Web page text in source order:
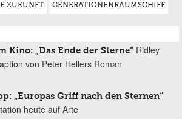
ZUKUNFT GENERATIONENRAUMSCHIFF
Kino: „Das Ende der Sterne“ Ridley
von Peter Hellers Roman
„Europas Griff nach den Sternen“
heute auf Arte